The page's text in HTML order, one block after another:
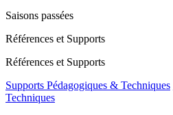
Saisons passées
Références et Supports
Références et Supports
Supports Pédagogiques & Techniques
Techniques